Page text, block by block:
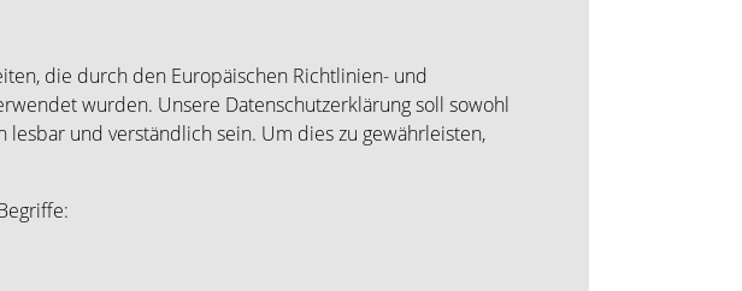
die durch den Europäischen Richtlinien- und
wurden. Unsere Datenschutzerklärung soll sowohl
und verständlich sein. Um dies zu gewährleisten,